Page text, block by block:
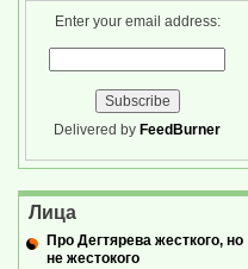
Enter your email address:
Delivered by FeedBurner
Лица
Про Дегтярева жесткого, но
не жестокого